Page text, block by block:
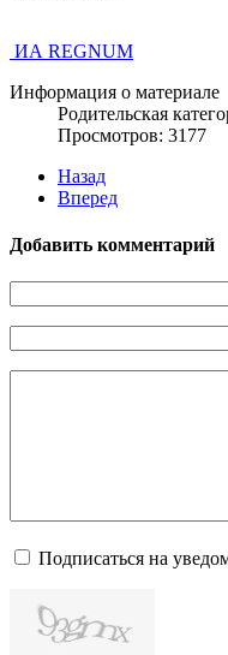
ИА REGNUM
Информация о материале
Родительская
Просмотров: 3177
Назад
Вперед
Добавить комментарий
Подписаться на